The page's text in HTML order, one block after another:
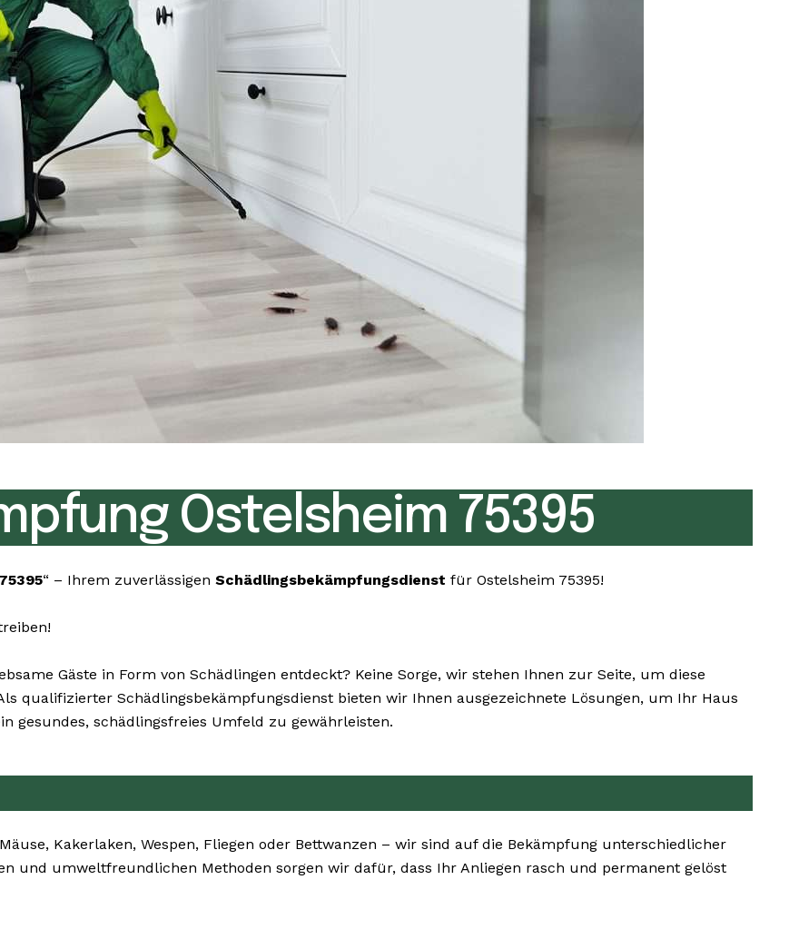
Ostelsheim 75395
“ – Ihrem zuverlässigen Schädlingsbekämpfungsdienst für Ostelsheim 75395!
Gäste in Form von Schädlingen entdeckt? Keine Sorge, wir stehen Ihnen zur Seite, um diese
qualifizierter Schädlingsbekämpfungsdienst bieten wir Ihnen ausgezeichnete Lösungen, um Ihr Haus
gesundes, schädlingsfreies Umfeld zu gewährleisten.
Kakerlaken, Wespen, Fliegen oder Bettwanzen – wir sind auf die Bekämpfung unterschiedlicher
und umweltfreundlichen Methoden sorgen wir dafür, dass Ihr Anliegen rasch und permanent gelöst